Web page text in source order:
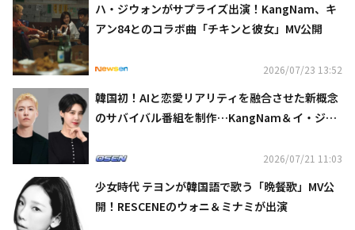
ハ・ジウォンがサプライズ出演！KangNam、キ
アン84とのコラボ曲「チキンと彼女」MV公開
2026/07/23 13:52
韓国初！AIと恋愛リアリティを融合させた新概念
のサバイバル番組を制作…KangNam＆イ・ジュ
2026/07/21 11:03
少女時代 テヨンが韓国語で歌う「晩餐歌」MV公
開！RESCENEのウォニ＆ミナミが出演